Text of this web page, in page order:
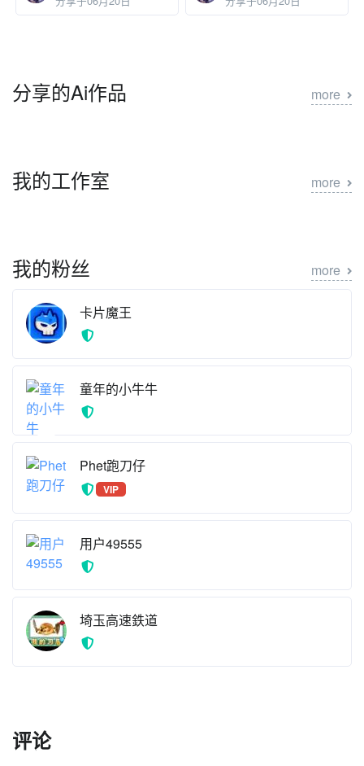
分享的Ai作品 more
我的工作室 more
我的粉丝 more
卡片魔王
童年的小牛牛
Phet跑刀仔
VIP
用户49555
埼玉高速鉄道
评论